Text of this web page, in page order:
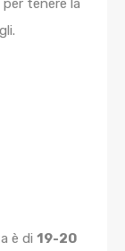
tenere la
è di 19-20